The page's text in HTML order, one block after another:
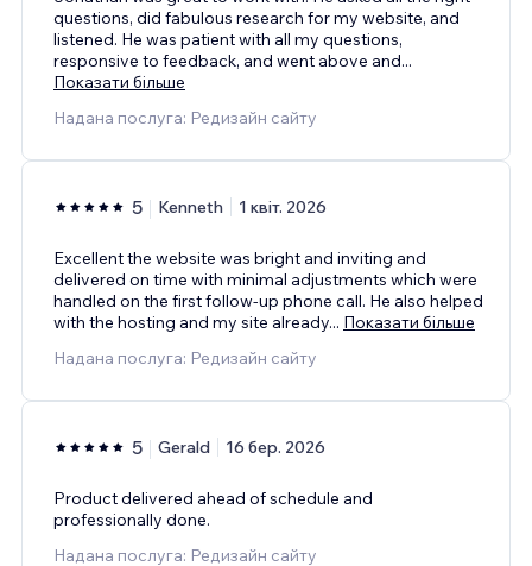
questions, did fabulous research for my website, and
listened. He was patient with all my questions,
responsive to feedback, and went above and...
Показати більше
Надана послуга: Редизайн сайту
5 Kenneth 1 квіт. 2026
Excellent the website was bright and inviting and
delivered on time with minimal adjustments which were
handled on the first follow-up phone call. He also helped
with the hosting and my site already... Показати більше
Надана послуга: Редизайн сайту
5 Gerald 16 бер. 2026
Product delivered ahead of schedule and
professionally done.
Надана послуга: Редизайн сайту